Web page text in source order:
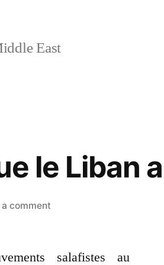
East
le Liban
a commenton
Que
salafistes au